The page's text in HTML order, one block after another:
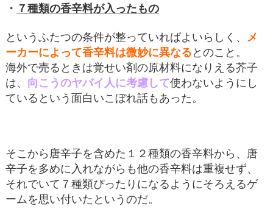
・ ７種類の香辛料が入ったもの
というふたつの条件が整っていればよいらしく、
メ
ーカーによって香辛料は微妙に異なるとのこと。
海外で売るときは覚せい剤の原材料になりえる芥子
は、 向こうのヤバイ人に考慮して使わないようにし
ているという面白いこぼれ話もあった。
そこから唐辛子を含めた１２種類の香辛料から、唐
辛子を多めに入れながらも他の香辛料は重複せず、
それでいて７種類ぴったりになるようにそろえるゲ
ームを思い付いたというのだ。